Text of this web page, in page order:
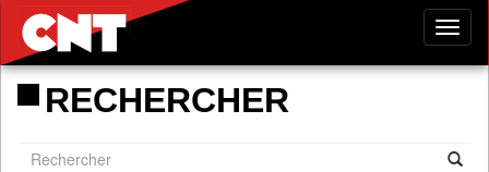
RECHERCHER